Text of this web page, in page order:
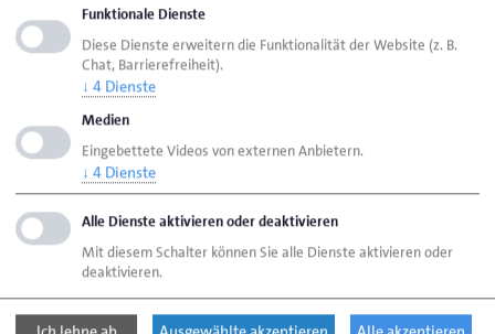
HWK Lübeck
Ansprechpersonen
in alphabetischer Reihenfolge
Handwerkskammer Lübeck
Breite Str. 10/12
23552 Lübeck
E-Mail:info@hwk-luebeck.de
Funktionale Dienste
Diese Dienste erweitern die Funktionalität der Website (z. B.
Chat, Barrierefreiheit).
↓ 4 Dienste
Medien
Eingebettete Videos von externen Anbietern.
↓ 4 Dienste
Alle Dienste aktivieren oder deaktivieren
Mit diesem Schalter können Sie alle Dienste aktivieren oder
deaktivieren.